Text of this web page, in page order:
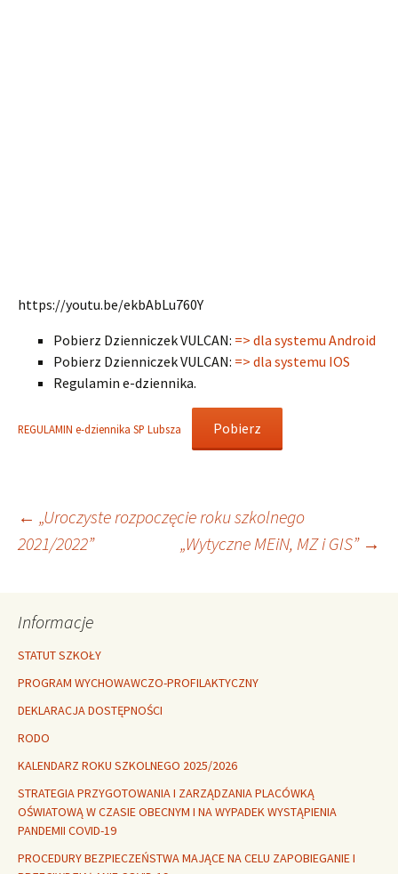
https://youtu.be/ekbAbLu760Y
Pobierz Dzienniczek VULCAN: => dla systemu Android
Pobierz Dzienniczek VULCAN: => dla systemu IOS
Regulamin e-dziennika.
REGULAMIN e-dziennika SP Lubsza Pobierz
Nawigacja
← „Uroczyste rozpoczęcie roku szkolnego
2021/2022”
„Wytyczne MEiN, MZ i GIS” →
Informacje
STATUT SZKOŁY
PROGRAM WYCHOWAWCZO-PROFILAKTYCZNY
DEKLARACJA DOSTĘPNOŚCI
RODO
KALENDARZ ROKU SZKOLNEGO 2025/2026
STRATEGIA PRZYGOTOWANIA I ZARZĄDZANIA PLACÓWKĄ
OŚWIATOWĄ W CZASIE OBECNYM I NA WYPADEK WYSTĄPIENIA
PANDEMII COVID-19
PROCEDURY BEZPIECZEŃSTWA MAJĄCE NA CELU ZAPOBIEGANIE I